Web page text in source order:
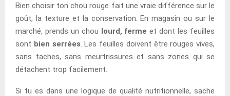
Bien choisir ton chou rouge fait une vraie différence sur le
goût, la texture et la conservation. En magasin ou sur le
marché, prends un chou lourd, ferme et dont les feuilles
sont bien serrées . Les feuilles doivent être rouges vives,
sans taches, sans meurtrissures et sans zones qui se
détachent trop facilement.
Si tu es dans une logique de qualité nutritionnelle, sache